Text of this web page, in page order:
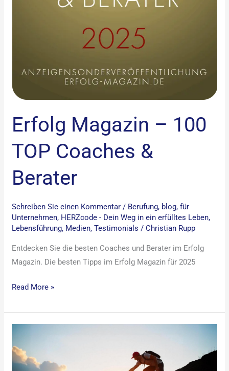
Erfolg Magazin – 100
TOP Coaches &
Berater
Schreiben Sie einen Kommentar / Berufung, blog,für
Unternehmen, HERZcode - Dein Weg in ein erfülltes Leben,
Lebensführung, Medien,Testimonials /Christian Rupp
Entdecken Sie die besten Coaches und Berater im Erfolg
Magazin. Die besten Tipps im Erfolg Magazin für 2025
Read More »
Deine
Persönlichkeit
ist